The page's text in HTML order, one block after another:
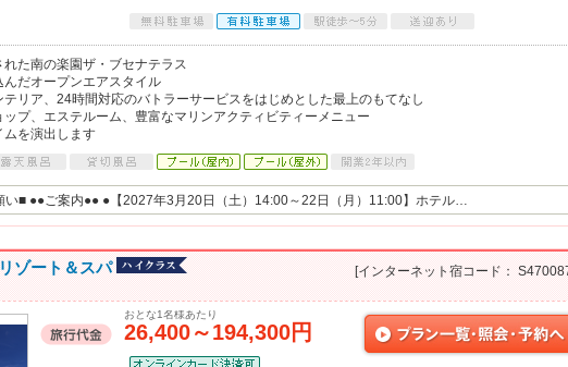
た南の楽園ザ・ブセナテラス
だオープンエアスタイル
リア、24時間対応のバトラーサービスをはじめとした最上のもてなし
プ、エステルーム、豊富なマリンアクティビティーメニュー
ムを演出します
い■ ●●ご案内●● ●【2027年3月20日（土）14:00～22日（月）11:00】ホテル…
ゾート＆スパ [インターネット宿コード：
おとな1名様あたり
26,400～194,300円